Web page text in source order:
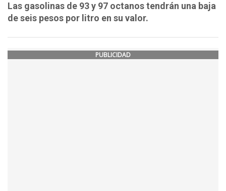
Las gasolinas de 93 y 97 octanos tendrán una baja
de seis pesos por litro en su valor.
PUBLICIDAD